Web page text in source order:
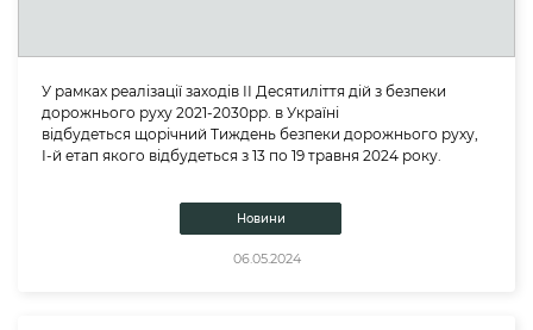
У рамках реалізації заходів ІІ Десятиліття дій з безпеки
дорожнього руху 2021-2030рр. в Україні
відбудеться щорічний Тиждень безпеки дорожнього руху,
І-й етап якого відбудеться з 13 по 19 травня 2024 року.
Новини
06.05.2024